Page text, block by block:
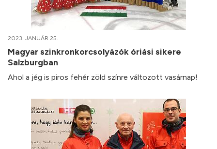
2023. JANUÁR 25.
Magyar szinkronkorcsolyázók óriási sikere
Salzburgban
Ahol a jég is piros fehér zöld színre változott vasárnap!